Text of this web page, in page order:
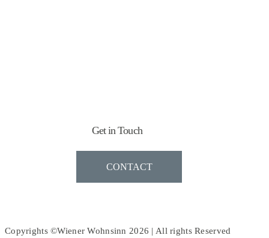
Get in Touch
CONTACT
Copyrights ©Wiener Wohnsinn 2026 | All rights Reserved